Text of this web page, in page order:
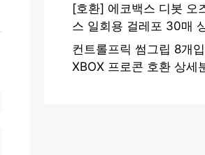
[호환] 에코백스 디봇 오
스 일회용 걸레포 30매
컨트롤프릭 썸그립 8개
XBOX 프로콘 호환 상세